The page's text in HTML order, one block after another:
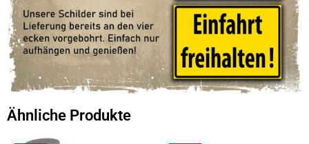
Ähnliche Produkte